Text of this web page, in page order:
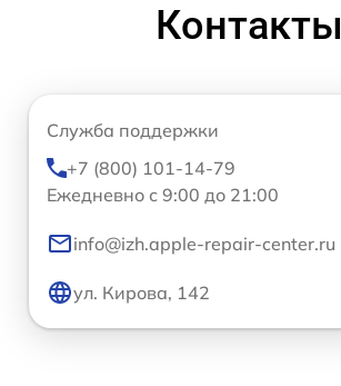
Контакты
Служба поддержки
+7 (800) 101-14-79
Ежедневно с 9:00 до 21:00
info@izh.apple-repair-center.ru
ул. Кирова, 142